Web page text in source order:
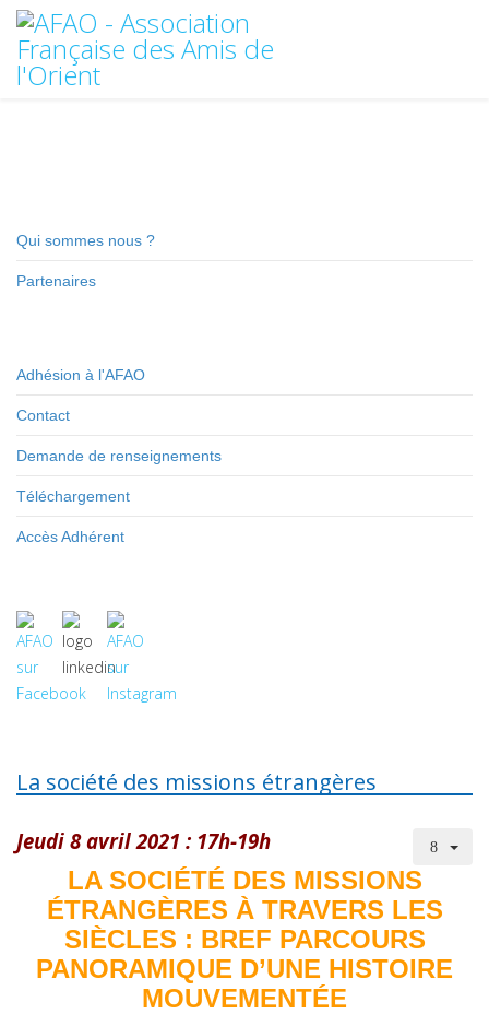
Qui sommes nous ?
Partenaires
Adhésion à l'AFAO
Contact
Demande de renseignements
Téléchargement
Accès Adhérent
La société des missions étrangères
Jeudi 8 avril 2021 : 17h-19h
LA SOCIÉTÉ DES MISSIONS
ÉTRANGÈRES À TRAVERS LES
SIÈCLES : BREF PARCOURS
PANORAMIQUE D’UNE HISTOIRE
MOUVEMENTÉE